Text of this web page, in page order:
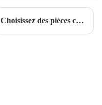
Choisissez des pièces commémoratives de mariage comme cadeaux